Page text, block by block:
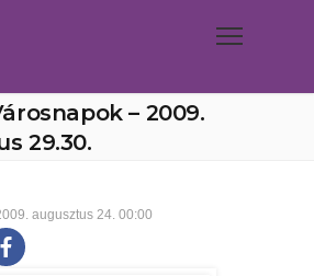
– 2009.
29.30.
augusztus 24. 00:00